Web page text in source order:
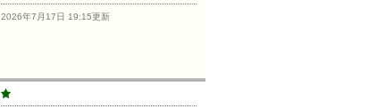
2026年7月17日 19:15更新